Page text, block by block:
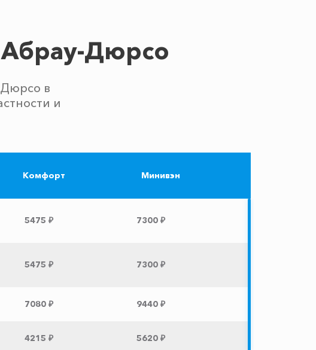
Дюрсо
Дюрсо в
и
Комфорт Минивэн
5475 ₽ 7300 ₽
5475 ₽ 7300 ₽
7080 ₽ 9440 ₽
4215 ₽ 5620 ₽